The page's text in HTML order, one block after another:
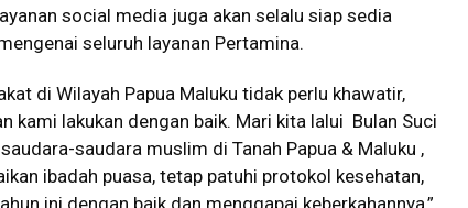
social media juga akan selalu siap sedia
seluruh layanan Pertamina.
di Wilayah Papua Maluku tidak perlu khawatir,
kami lakukan dengan baik. Mari kita lalui Bulan Suci
saudara muslim di Tanah Papua & Maluku ,
ibadah puasa, tetap patuhi protokol kesehatan,
ini dengan baik dan menggapai keberkahannya,”